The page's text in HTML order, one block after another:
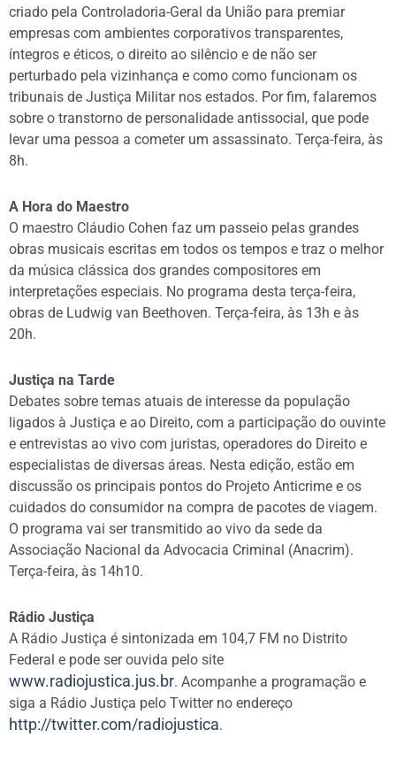
criado pela Controladoria-Geral da União para premiar
empresas com ambientes corporativos transparentes,
íntegros e éticos, o direito ao silêncio e de não ser
perturbado pela vizinhança e como como funcionam os
tribunais de Justiça Militar nos estados. Por fim, falaremos
sobre o transtorno de personalidade antissocial, que pode
levar uma pessoa a cometer um assassinato. Terça-feira, às
8h.
A Hora do Maestro
O maestro Cláudio Cohen faz um passeio pelas grandes
obras musicais escritas em todos os tempos e traz o melhor
da música clássica dos grandes compositores em
interpretações especiais. No programa desta terça-feira,
obras de Ludwig van Beethoven. Terça-feira, às 13h e às
20h.
Justiça na Tarde
Debates sobre temas atuais de interesse da população
ligados à Justiça e ao Direito, com a participação do ouvinte
e entrevistas ao vivo com juristas, operadores do Direito e
especialistas de diversas áreas. Nesta edição, estão em
discussão os principais pontos do Projeto Anticrime e os
cuidados do consumidor na compra de pacotes de viagem.
O programa vai ser transmitido ao vivo da sede da
Associação Nacional da Advocacia Criminal (Anacrim).
Terça-feira, às 14h10.
Rádio Justiça
A Rádio Justiça é sintonizada em 104,7 FM no Distrito
Federal e pode ser ouvida pelo site
www.radiojustica.jus.br. Acompanhe a programação e
siga a Rádio Justiça pelo Twitter no endereço
http://twitter.com/radiojustica.